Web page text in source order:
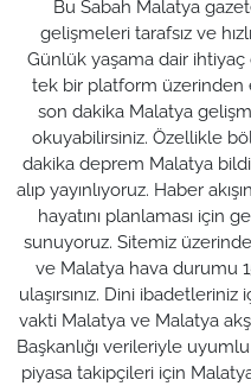
Bu Sabah Malatya
gelişmeleri tarafsız ve
Günlük yaşama dair
tek bir platform üzerinden
son dakika Malatya
okuyabilirsiniz. Özellikle
dakika deprem Malatya
alıp yayınlıyoruz. Haber
hayatını planlaması için
sunuyoruz. Sitemiz
ve Malatya hava durumu
ulaşırsınız. Dini
vakti Malatya ve Malatya
Başkanlığı verileriyle
piyasa takipçileri için